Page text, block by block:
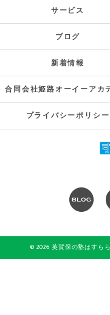
サービス
ブログ
新着情報
合同会社姫路オーイーアカ
プライバシーポリシー
© 2026 英賀保の塾はすら